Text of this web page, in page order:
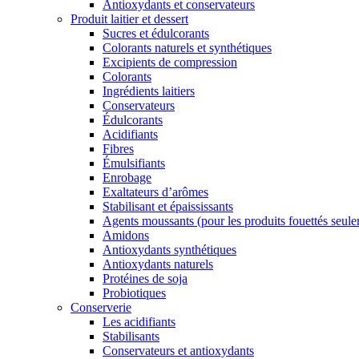
Antioxydants et conservateurs
Produit laitier et dessert
Sucres et édulcorants
Colorants naturels et synthétiques
Excipients de compression
Colorants
Ingrédients laitiers
Conservateurs
Édulcorants
Acidifiants
Fibres
Émulsifiants
Enrobage
Exaltateurs d’arômes
Stabilisant et épaississants
Agents moussants (pour les produits fouettés
Amidons
Antioxydants synthétiques
Antioxydants naturels
Protéines de soja
Probiotiques
Conserverie
Les acidifiants
Stabilisants
Conservateurs et antioxydants